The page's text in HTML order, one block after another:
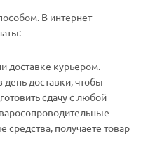
В интернет-
доставке курьером.
доставки, чтобы
сдачу с любой
получаете товар